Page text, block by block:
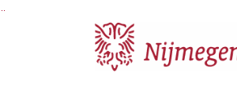
Ga naar de inhoud van deze pagina
Ga naar het zoeken
Ga naar het menu